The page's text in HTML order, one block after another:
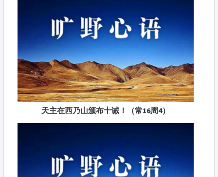
天主在西乃山颁布十诫！（常16周4）